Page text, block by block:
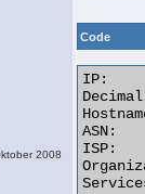
2008
Code
IP:	62.211.88.231
Decimal:
Hostname:	host231-88-dynamic.211-62-
ASN:	3269
ISP:	Telecom Italia
Organization:
Services:	None